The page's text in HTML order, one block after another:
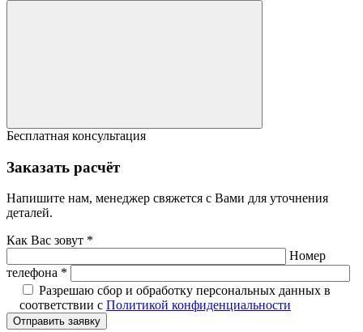
Бесплатная консультация
Заказать расчёт
Напишите нам, менеджер свяжется с Вами для уточнения
деталей.
Как Вас зовут *
Номер
телефона *
Разрешаю сбор и обработку персональных данных в
соответствии с Политикой конфиденциальности
Отправить заявку